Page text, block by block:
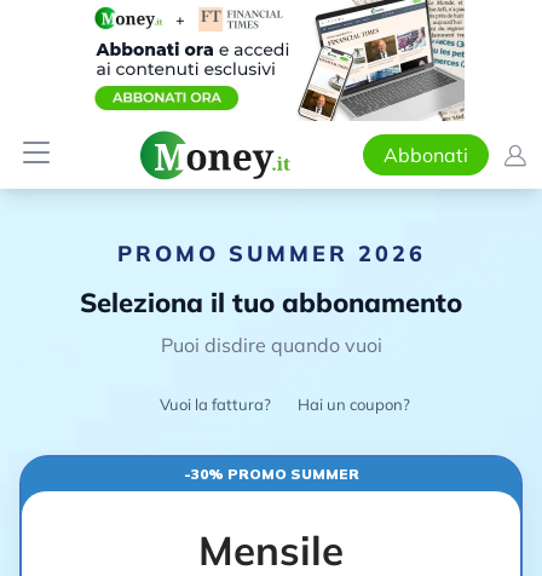
Abbonati
PROMO SUMMER 2026
Seleziona il tuo abbonamento
Puoi disdire quando vuoi
Vuoi la fattura? Hai un coupon?
-30% PROMO SUMMER
Mensile